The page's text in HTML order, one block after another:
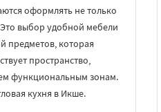
оформлять не только
выбор удобной мебели
предметов, которая
пространство,
функциональным зонам.
кухня в Икше.